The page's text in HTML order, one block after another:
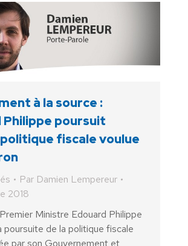
à la source :
Philippe poursuit
politique fiscale voulue
Par Damien Lempereur
2018
Ministre Edouard Philippe
poursuite de la politique fiscale
par son Gouvernement et